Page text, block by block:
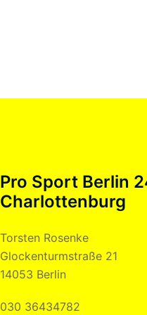
Pro Sport Berlin
Charlottenburg
Torsten Rosenke
Glockenturmstraße 21
14053 Berlin
030 36434782